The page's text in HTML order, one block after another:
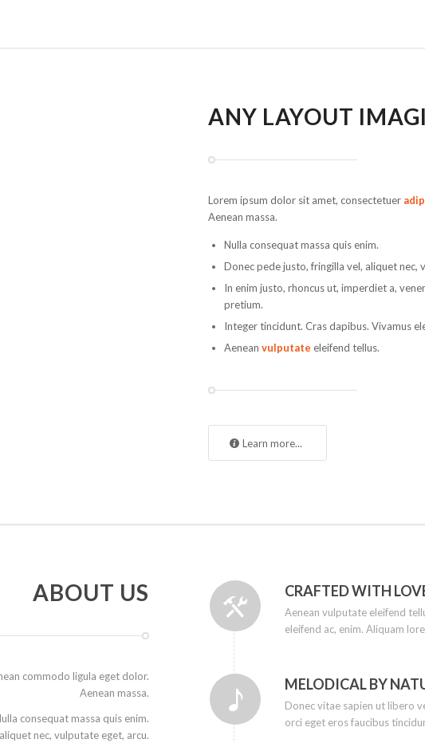
ANY LAYOUT
Lorem ipsum dolor sit amet, consectetuer
Aenean massa.
Nulla consequat massa quis enim.
Donec pede justo, fringilla vel, aliquet nec,
In enim justo, rhoncus ut, imperdiet a,
pretium.
Integer tincidunt. Cras dapibus. Vivamus
Aeneanvulputate eleifend tellus.
Learn more...
ABOUT US
commodo ligula eget dolor.
Aenean massa.
consequat massa quis enim.
nec, vulputate eget, arcu.
CRAFTED WITH
Aenean vulputate eleifend
eleifend ac, enim. Aliquam
MELODICAL BY
Donec vitae sapien ut libero
orci eget eros faucibus